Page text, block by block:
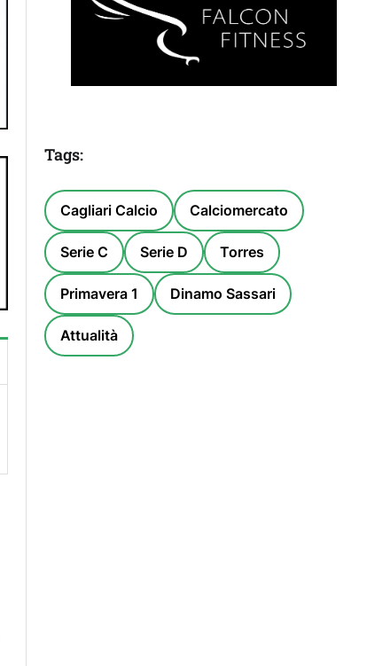
Tags:
Cagliari Calcio Calciomercato
Serie C Serie D Torres
Primavera 1 Dinamo Sassari
Attualità